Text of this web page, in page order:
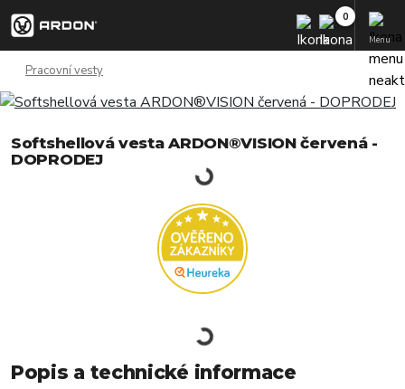
Menu
Pracovní vesty
Softshellová vesta ARDON®VISION červená -
DOPRODEJ
Popis a technické informace